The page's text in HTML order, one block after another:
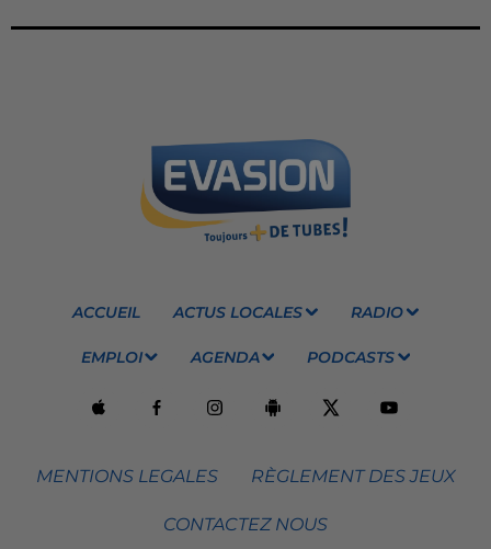
ACCUEIL ACTUS LOCALES RADIO
EMPLOI AGENDA PODCASTS
MENTIONS LEGALES RÈGLEMENT DES JEUX
CONTACTEZ NOUS